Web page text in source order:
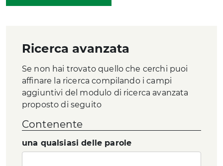
Ricerca avanzata
Se non hai trovato quello che cerchi puoi
affinare la ricerca compilando i campi
aggiuntivi del modulo di ricerca avanzata
proposto di seguito
Contenente
una qualsiasi delle parole